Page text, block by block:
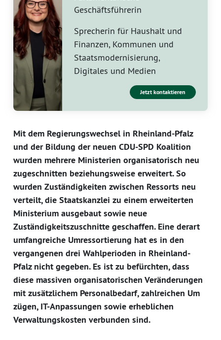
Geschäftsführerin
Sprecherin für Haushalt und
Finanzen, Kommunen und
Staatsmodernisierung,
Digitales und Medien
Jetzt kontaktieren
Mit dem Regierungswechsel in Rheinland-Pfalz
und der Bildung der neuen CDU-SPD Koalition
wurden mehrere Ministerien organisatorisch neu
zugeschnitten beziehungsweise erweitert. So
wurden Zuständigkeiten zwischen Ressorts neu
verteilt, die Staatskanzlei zu einem erweiterten
Ministerium ausgebaut sowie neue
Zuständigkeitszuschnitte geschaffen. Eine derart
umfangreiche Umressortierung hat es in den
vergangenen drei Wahlperioden in Rheinland-
Pfalz nicht gegeben. Es ist zu befürchten, dass
diese massiven organisatorischen Veränderungen
mit zusätzlichem Personalbedarf, zahlreichen Um
zügen, IT-Anpassungen sowie erheblichen
Verwaltungskosten verbunden sind.